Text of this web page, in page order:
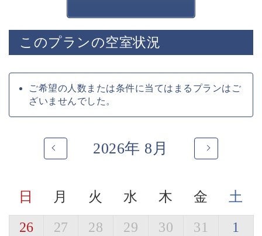
※花火は天候により中止となる場合がございますので、
予めご了承ください。
◇プラン内容◇
・諏訪湖から打ち上がる花火を展望露天風呂や露天風呂
付き客室で鑑賞
・食後に花火鑑賞を楽しめる時間帯でのご夕食のご用意
囲炉裏を囲み、庭園を眺めながら・・
萃ならではの、集い語らう寛ぎの空間です。
■展望露天風呂
神秘的な諏訪湖を眺めながら寛ぎの時間をお過ごしくだ
このプランの空室状況
ご希望の人数または条件に当てはまるプランはご
ざいませんでした。
2026年 8月
日 月 火 水 木 金
土
26
27 28 29 30 31 1